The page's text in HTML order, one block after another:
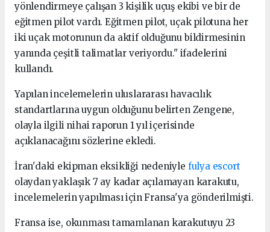
yönlendirmeye çalışan 3 kişilik uçuş ekibi ve bir de
eğitmen pilot vardı. Eğitmen pilot, uçak pilotuna her
iki uçak motorunun da aktif olduğunu bildirmesinin
yanında çeşitli talimatlar veriyordu." ifadelerini
kullandı.
Yapılan incelemelerin uluslararası havacılık
standartlarına uygun olduğunu belirten Zengene,
olayla ilgili nihai raporun 1 yıl içerisinde
açıklanacağını sözlerine ekledi.
İran'daki ekipman eksikliği nedeniyle fulya escort
olaydan yaklaşık 7 ay kadar açılamayan karakutu,
incelemelerin yapılması için Fransa'ya gönderilmişti.
Fransa ise, okunması tamamlanan karakutuyu 23